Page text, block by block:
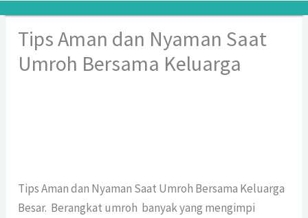
kontenTips Aman dan Nyaman Saat
Umroh Bersama Keluarga
Tips Aman dan Nyaman Saat Umroh Bersama Keluarga
Besar. Berangkat umroh banyak yang mengimpi